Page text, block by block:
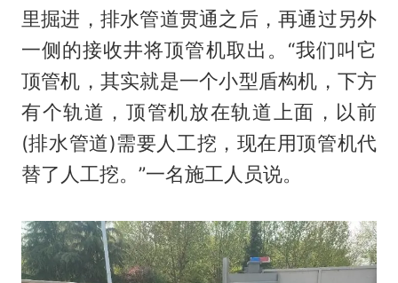
里掘进，排水管道贯通之后，再通过另外
一侧的接收井将顶管机取出。“我们叫它
顶管机，其实就是一个小型盾构机，下方
有个轨道，顶管机放在轨道上面，以前
(排水管道)需要人工挖，现在用顶管机代
替了人工挖。”一名施工人员说。